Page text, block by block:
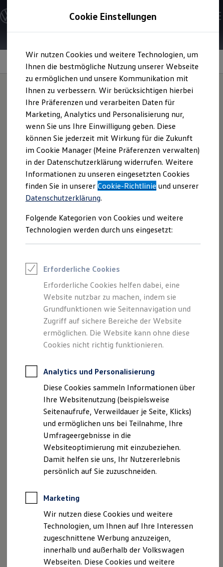
Hauptinhalt
springen
Footer
springen
Modelle und Konfigurator
Konfigurator
Modelle vergleichen
Elektroautos
ENERGY Sondermodelle
Nutzfahrzeuge
SUV und CUV
Familienautos
Kombis
Kompaktwagen
Sportwagen
Schnell verfügbare Fahrzeuge
Angebote und Produkte
Aktuelle Angebote
E-Auto-Förderung
Volkswagen Marktplatz
Die ENERGY Sondermodelle
Junge Gebrauchtwagen und Gebrauchtwagen
Volkswagen Zertifizierte Gebrauchtwagen
Elektromobilität bei Gebrauchtwagen
Saisonangebote
Reifenpakete
Leasing
Leasing-Angebote
Elektroauto Leasing
Kleinwagen-Leasing
Leasing ohne Anzahlung
Finanzierung
Autokredit mit Schlussrate
Versicherungen und Garantien
Kfz-Versicherung
Restschuldversicherungen
Garantien
Professional Class bei Volkswagen
Behörden
Direktkunden
Sonderfahrzeuge
Anpfiff zum Gewinn
Elektromobilität
Elektroautos
ID. Tutorials
Elektrofahrzeugkonzepte
ID. EVERY1
Reichweite
Rekuperation
Laden unterwegs
Laden Zuhause
Ladestationen finden
Ladezeitensimulator
Batterie
Sicherheit
Information
Allwetterfußmatten
für Ihren ID.4
Nutzen Sie die Vorteile dieser Volkswagen Original
Allwetterfußmatten in Titanschwarz mit„ID.4“-Schriftzug.
Sie sind robust, zu 100 % recycelbar und können dank des
Gummi-Materials sogar mit Wasser gereinigt werden.
Fragen Sie das Produkt gern bei Ihrem
Volkswagen
Allwetterfußmatten anfragen
Nutzungsbedingungen
Datenschutzerklärungen
Cookie-Richtlinie
Lizenzhinweise Dritter
Angaben zum Digital Services Act (DSA)
EU Data Act
Produktsicherheitsinformationen
Vertrag Widerrufen
Disclaimer von Volkswagen AG
Die in dieser Darstellung gezeigten Fahrzeuge und
Ausstattungen können in einzelnen Details vom aktuellen
deutschen Lieferprogramm abweichen. Abgebildet sind
teilweise Sonderausstattungen der Fahrzeuge gegen
Cookie Einstellungen
Wir nutzen Cookies und weitere Technologien, um
Ihnen die bestmögliche Nutzung unserer Webseite
zu ermöglichen und unsere Kommunikation mit
Ihnen zu verbessern. Wir berücksichtigen hierbei
Ihre Präferenzen und verarbeiten Daten für
Marketing, Analytics und Personalisierung nur,
wenn Sie uns Ihre Einwilligung geben. Diese
können Sie jederzeit mit Wirkung für die Zukunft
im Cookie Manager (Meine Präferenzen verwalten)
in der Datenschutzerklärung widerrufen. Weitere
Informationen zu unseren eingesetzten Cookies
finden Sie in unsererCookie-Richtlinie und unserer
Datenschutzerklärung.
Folgende Kategorien von Cookies und weitere
Technologien werden durch uns eingesetzt:
Erforderliche Cookies
Erforderliche Cookies helfen dabei, eine
Website nutzbar zu machen, indem sie
Grundfunktionen wie Seitennavigation und
Zugriff auf sichere Bereiche der Website
ermöglichen. Die Website kann ohne diese
Cookies nicht richtig funktionieren.
Analytics und Personalisierung
Diese Cookies sammeln Informationen über
Ihre Websitenutzung (beispielsweise
Seitenaufrufe, Verweildauer je Seite, Klicks)
und ermöglichen uns bei Teilnahme, Ihre
Umfrageergebnisse in die
Websiteoptimierung mit einzubeziehen.
Damit helfen sie uns, Ihr Nutzererlebnis
persönlich auf Sie zuzuschneiden.
Marketing
Wir nutzen diese Cookies und weitere
Technologien, um Ihnen auf Ihre Interessen
zugeschnittene Werbung anzuzeigen,
innerhalb und außerhalb der Volkswagen
Webseiten. Diese Cookies und weitere